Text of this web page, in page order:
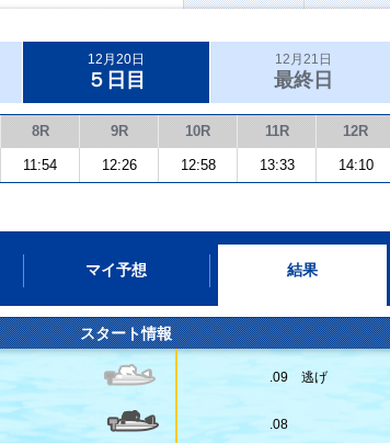
12月20日
５日目
12月21日
最終日
8R 9R 10R 11R 12R
11:54 12:26 12:58 13:33 14:10
マイ予想 結果
スタート情報
.09 逃げ
.08